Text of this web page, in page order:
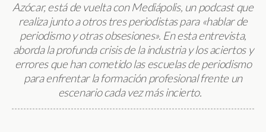
Azócar, está de vuelta con Mediápolis, un podcast que
realiza junto a otros tres periodistas para «hablar de
periodismo y otras obsesiones». En esta entrevista,
aborda la profunda crisis de la industria y los aciertos y
errores que han cometido las escuelas de periodismo
para enfrentar la formación profesional frente un
escenario cada vez más incierto.